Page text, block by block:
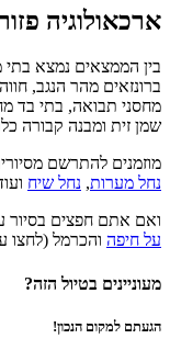
ארכאולוגיה
בין הממצאים נמצא בתי
ברונזאים מהר הנגב,
מחסני תבואה, בתי בד
שמן זית ומבנה קבורה
מוזמנים להתרשם
נחל מערות, נחל שיח
ואם אתם חפצים בסיור
על חיפה והכרמל (לחצו
מעוניינים בטיול הזה?
הגעתם למקום הנכון!